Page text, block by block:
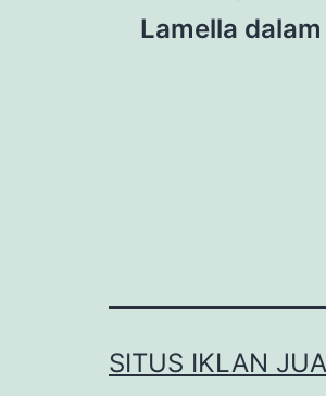
Lamella
SITUS IKLAN